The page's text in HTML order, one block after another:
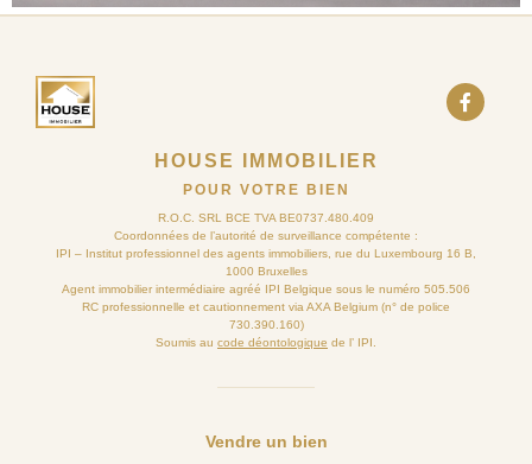
HOUSE IMMOBILIER
POUR VOTRE BIEN
R.O.C. SRL BCE TVA BE0737.480.409
Coordonnées de l’autorité de surveillance compétente :
IPI – Institut professionnel des agents immobiliers, rue du Luxembourg 16 B,
1000 Bruxelles
Agent immobilier intermédiaire agréé IPI Belgique sous le numéro 505.506
RC professionnelle et cautionnement via AXA Belgium (n° de police
730.390.160)
Soumis au code déontologique de l’ IPI.
Vendre un bien